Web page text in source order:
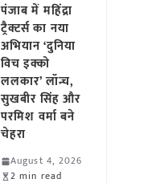
पंजाब में महिंद्रा
ट्रैक्टर्स का नया
अभियान ‘दुनिया
विच इक्को
ललकार’ लॉन्च,
सुखबीर सिंह और
परमिश वर्मा बने
चेहरा
August 4, 2026
2 min read